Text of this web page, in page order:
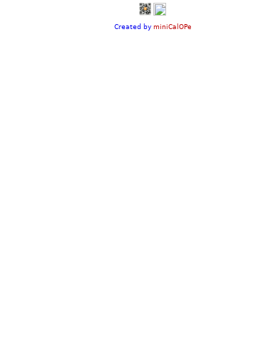
Created by miniCalOPe